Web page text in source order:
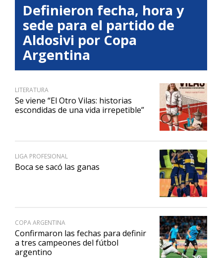
Definieron fecha, hora y
sede para el partido de
Aldosivi por Copa
Argentina
LITERATURA
Se viene “El Otro Vilas: historias
escondidas de una vida irrepetible”
LIGA PROFESIONAL
Boca se sacó las ganas
COPA ARGENTINA
Confirmaron las fechas para definir
a tres campeones del fútbol
argentino